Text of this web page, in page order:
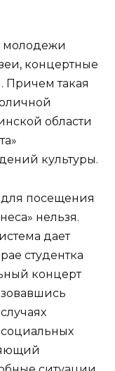
молодежи
концертные
Причем такая
области
культуры.
для посещения
нельзя.
дает
студентка
концерт
социальных